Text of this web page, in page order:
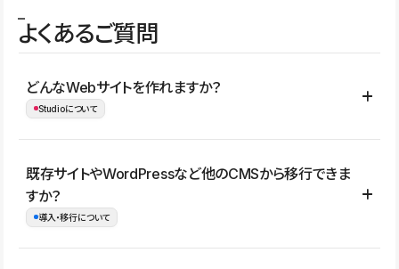
よくあるご質問
どんなWebサイトを作れますか？
Studioについて
コーポレートサイト、サービスサイト、LP、採用サイト、ブロ
グ・メディア、イベントサイト、店舗・商品紹介サイト、ポートフ
ォリオなど幅広く制作できます。
既存サイトやWordPressなど他のCMSから移行できま
すか？
導入・移行について